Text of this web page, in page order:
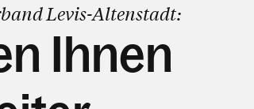
Levis-Altenstadt:
Ihnen